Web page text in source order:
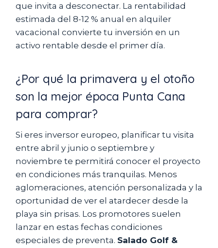
que invita a desconectar. La rentabilidad
estimada del 8-12 % anual en alquiler
vacacional convierte tu inversión en un
activo rentable desde el primer día.
¿Por qué la primavera y el otoño
son la mejor época Punta Cana
para comprar?
Si eres inversor europeo, planificar tu visita
entre abril y junio o septiembre y
noviembre te permitirá conocer el proyecto
en condiciones más tranquilas. Menos
aglomeraciones, atención personalizada y la
oportunidad de ver el atardecer desde la
playa sin prisas. Los promotores suelen
lanzar en estas fechas condiciones
especiales de preventa. Salado Golf &